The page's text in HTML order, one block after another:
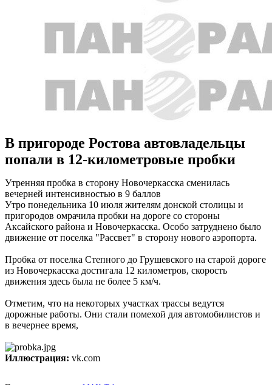
В пригороде Ростова автовладельцы
попали в 12-километровые пробки
Утренняя пробка в сторону Новочеркасска сменилась
вечерней интенсивностью в 9 баллов
Утро понедельника 10 июля жителям донской столицы и
пригородов омрачила пробки на дороге со стороны
Аксайского района и Новочеркасска. Особо затруднено было
движение от поселка "Рассвет" в сторону нового аэропорта.
Пробка от поселка Степного до Грушевского на старой дороге
из Новочеркасска достигала 12 километров, скорость
движения здесь была не более 5 км/ч.
Отметим, что на некоторых участках трассы ведутся
дорожные работы. Они стали помехой для автомобилистов и
в вечернее время,
Иллюстрация: vk.com